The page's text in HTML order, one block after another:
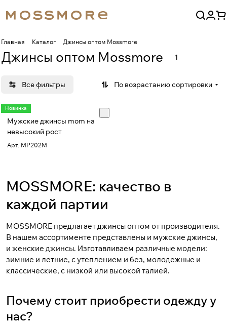
Главная Каталог Джинсы оптом Mossmore
Джинсы оптом Mossmore 1
Все фильтры По возрастанию сортировки
Новинка
Мужские джинсы mom на
невысокий рост
Арт. MP202M
MOSSMORE: качество в
каждой партии
MOSSMORE предлагает джинсы оптом от производителя.
В нашем ассортименте представлены и мужские джинсы,
и женские джинсы. Изготавливаем различные модели:
зимние и летние, с утеплением и без, молодежные и
классические, с низкой или высокой талией.
Почему стоит приобрести одежду у
нас?